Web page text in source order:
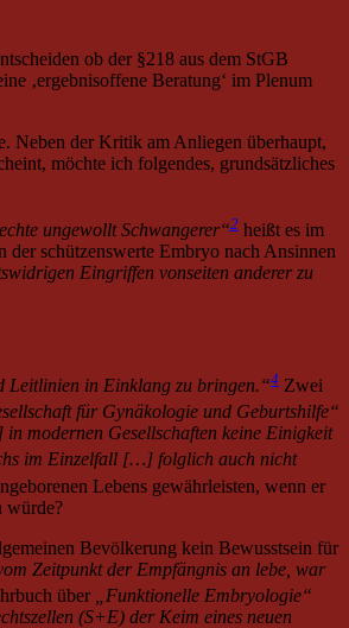
ob der §218 aus dem StGB
‚ergebnisoffene Beratung‘ im Plenum
Neben der Kritik am Anliegen überhaupt,
möchte ich folgendes, grundsätzliches
ungewollt Schwangerer“2 heißt es im
der schützenswerte Embryo nach Ansinnen
Eingriffen vonseiten anderer zu
Leitlinien in Einklang zu bringen.“4 Zwei
für Gynäkologie und Geburtshilfe“
modernen Gesellschaften keine Einigkeit
im Einzelfall […] folglich auch nicht
Lebens gewährleisten, wenn er
würde?
Bevölkerung kein Bewusstsein für
Zeitpunkt der Empfängnis an lebe, war
über„Funktionelle Embryologie“
(S+E) der Keim eines neuen